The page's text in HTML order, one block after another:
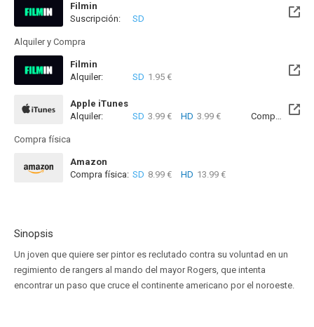
Filmin
Disponible hasta el Vie, 14 Ago 2026 (Quedan 9 días)
Suscripción: SD
Alquiler y Compra
Filmin
Disponible hasta el Vie, 14 Ago 2026 (Quedan 9 días)
Alquiler: SD 1.95 €
Apple iTunes
Alquiler:
SD 3.99 € HD 3.99 € Compra: SD
Compra física
Amazon
Compra física: SD 8.99 € HD 13.99 €
Sinopsis
Un joven que quiere ser pintor es reclutado contra su voluntad en un
regimiento de rangers al mando del mayor Rogers, que intenta
encontrar un paso que cruce el continente americano por el noroeste.